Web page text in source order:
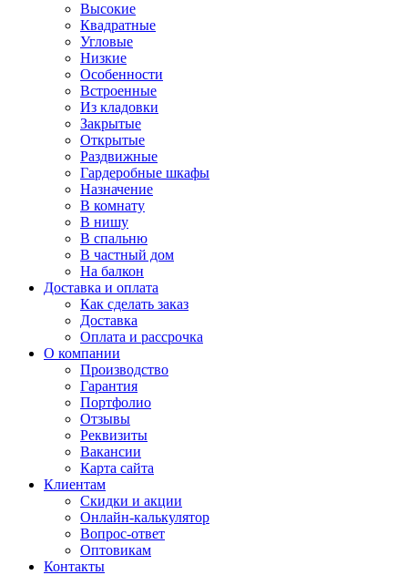
Высокие
Квадратные
Угловые
Низкие
Особенности
Встроенные
Из кладовки
Закрытые
Открытые
Раздвижные
Гардеробные шкафы
Назначение
В комнату
В нишу
В спальню
В частный дом
На балкон
Доставка и оплата
Как сделать заказ
Доставка
Оплата и рассрочка
О компании
Производство
Гарантия
Портфолио
Отзывы
Реквизиты
Вакансии
Карта сайта
Клиентам
Скидки и акции
Онлайн-калькулятор
Вопрос-ответ
Оптовикам
Контакты